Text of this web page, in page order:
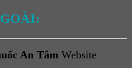
An Tâm Website